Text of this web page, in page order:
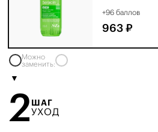
+96 баллов
963 ₽
Можно
заменить:
2 ШАГ
УХОД